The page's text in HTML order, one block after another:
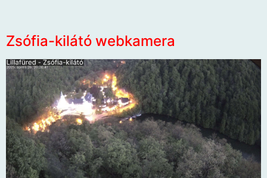
Zsófia-kilátó webkamera